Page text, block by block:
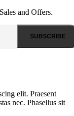
and Offers.
elit. Praesent
nec. Phasellus sit